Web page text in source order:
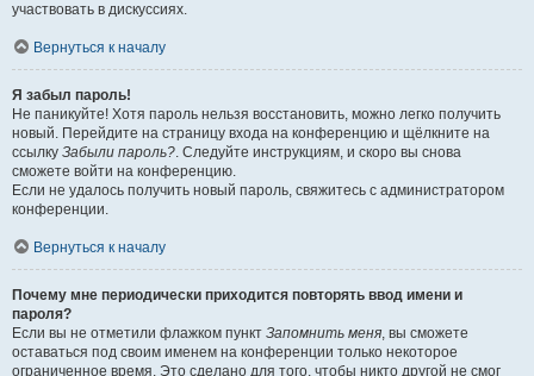
участвовать в дискуссиях.
Вернуться к началу
Я забыл пароль!
Не паникуйте! Хотя пароль нельзя восстановить, можно легко получить
новый. Перейдите на страницу входа на конференцию и щёлкните на
ссылку Забыли пароль?. Следуйте инструкциям, и скоро вы снова
сможете войти на конференцию.
Если не удалось получить новый пароль, свяжитесь с администратором
конференции.
Вернуться к началу
Почему мне периодически приходится повторять ввод имени и
пароля?
Если вы не отметили флажком пункт Запомнить меня, вы сможете
оставаться под своим именем на конференции только некоторое
ограниченное время. Это сделано для того, чтобы никто другой не смог